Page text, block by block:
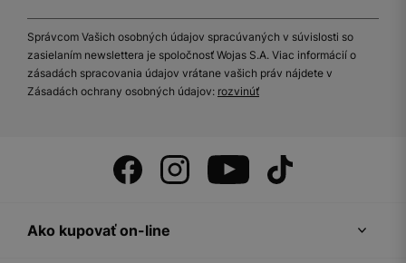
Správcom Vašich osobných údajov spracúvaných v súvislosti so
zasielaním newslettera je spoločnosť Wojas S.A. Viac informácií o
zásadách spracovania údajov vrátane vašich práv nájdete v
Zásadách ochrany osobných údajov: rozvinúť
Ako kupovať on-line